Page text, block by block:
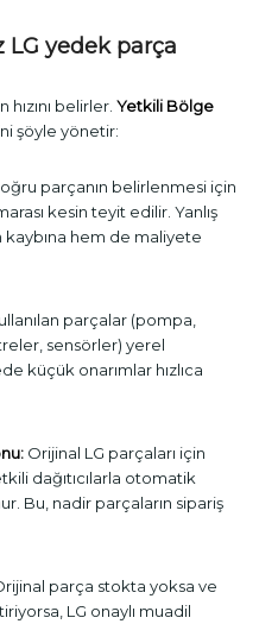
LG yedek parça
belirler. Yetkili Bölge
şöyle yönetir:
parçanın belirlenmesi için
kesin teyit edilir. Yanlış
hem de maliyete
parçalar (pompa,
sensörler) yerel
küçük onarımlar hızlıca
Orijinal LG parçaları için
dağıtıcılarla otomatik
Bu, nadir parçaların sipariş
parça stokta yoksa ve
LG onaylı muadil